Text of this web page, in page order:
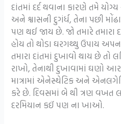
દાંતમાં દર્દ થવાના કારણે તમે
અને શ્વાસની દુગંર્ધ, તેના પછી
પણ થઈ જાય છે. જો તમારે તમારા
હોય તો થોડા ઘરગથ્થુ ઉપાય
તમારા દાંતમાં દુખાવો થાય છે તો
રાખો, તેનાથી દુખાવામાં ઘણો
માત્રામાં એનેસ્થેટિક અને
કરે છે. દિવસમાં બે થી ત્રણ
દરમિયાન કઈં પણ ના ખાઓ.